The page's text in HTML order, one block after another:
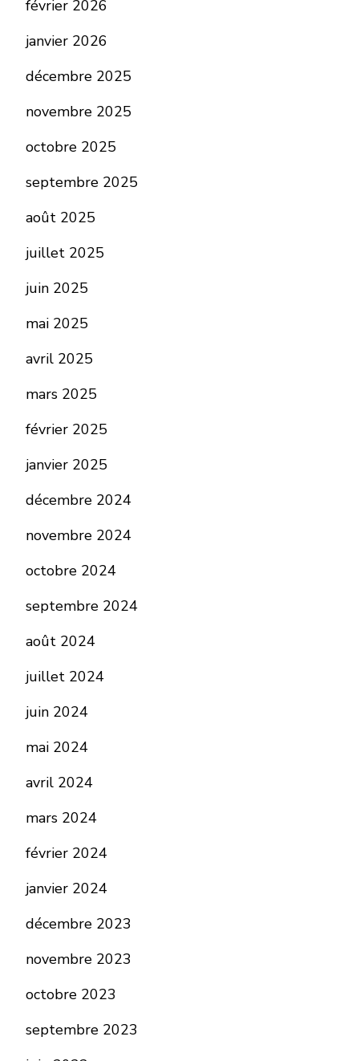
février 2026
janvier 2026
décembre 2025
novembre 2025
octobre 2025
septembre 2025
août 2025
juillet 2025
juin 2025
mai 2025
avril 2025
mars 2025
février 2025
janvier 2025
décembre 2024
novembre 2024
octobre 2024
septembre 2024
août 2024
juillet 2024
juin 2024
mai 2024
avril 2024
mars 2024
février 2024
janvier 2024
décembre 2023
novembre 2023
octobre 2023
septembre 2023